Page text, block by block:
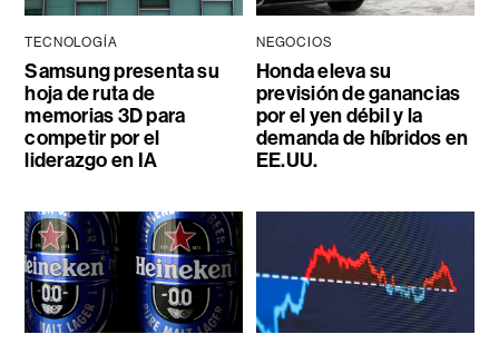
TECNOLOGÍA
Samsung presenta su
hoja de ruta de
memorias 3D para
competir por el
liderazgo en IA
NEGOCIOS
Honda eleva su
previsión de ganancias
por el yen débil y la
demanda de híbridos en
EE.UU.